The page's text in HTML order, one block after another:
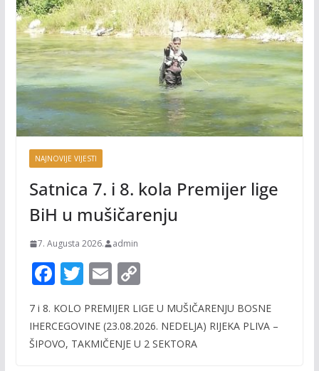
NAJNOVIJE VIJESTI
Satnica 7. i 8. kola Premijer lige
BiH u mušičarenju
7. Augusta 2026. admin
F
e
b
T
itt
er
E
ai
l
C
p
y
7 i 8. KOLO PREMIJER LIGE U MUŠIČARENJU BOSNE
IHERCEGOVINE (23.08.2026. NEDELJA) RIJEKA PLIVA –
ŠIPOVO, TAKMIČENJE U 2 SEKTORA